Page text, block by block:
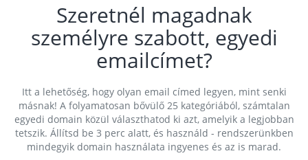
Szeretnél magadnak
személyre szabott, egyedi
emailcímet?
Itt a lehetőség, hogy olyan email címed legyen, mint senki
másnak! A folyamatosan bővülő 25 kategóriából, számtalan
egyedi domain közül választhatod ki azt, amelyik a legjobban
tetszik. Állítsd be 3 perc alatt, és használd - rendszerünkben
mindegyik domain használata ingyenes és az is marad.